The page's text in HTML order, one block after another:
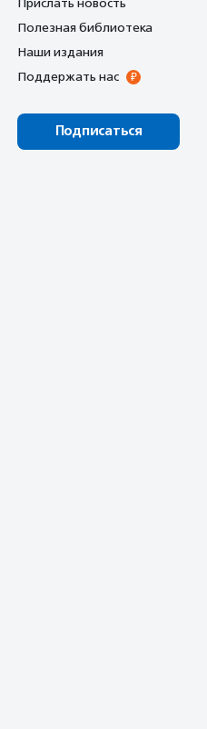
Полезная библиотека
Наши издания
Поддержать нас
Подписаться